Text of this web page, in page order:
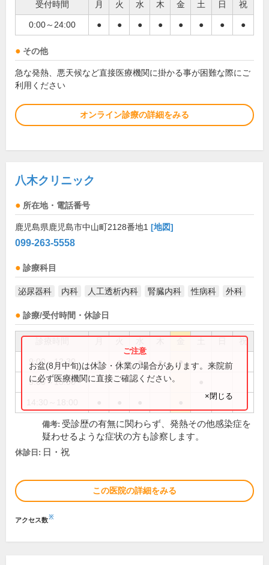
受付時間 月 火 水 木 金 土 日 祝
0:00～24:00 ● ● ● ● ● ● ● ●
その他
急な発熱、悪天候など直接医療機関に掛かる事が困難な際にご
利用ください
オンライン診療の詳細をみる
八木クリニック
所在地・電話番号
鹿児島県鹿児島市中山町2128番地1 [地図]
099-263-5558
診療科目
泌尿器科 内科 人工透析内科 腎臓内科 性病科 外科
診療/受付時間・休診日
祝
9:00～12:30 ● ● ● ● ●
9:00～13:00
お盆(8月中旬)は休診・休業の場合があります。来院前
に必ず医療機関に直接ご確認ください。
×閉じる
備考: 受診歴の有無に関わらず、発熱その他感染症を
疑わせるような症状の方も診察します。
休診日: 日・祝
この医院の詳細をみる
アクセス数※